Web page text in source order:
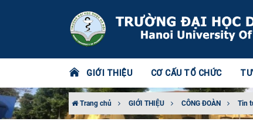
GIỚI THIỆU CƠ CẤU TỔ CHỨC
Trang chủ GIỚI THIỆU CÔNG ĐOÀN Tin